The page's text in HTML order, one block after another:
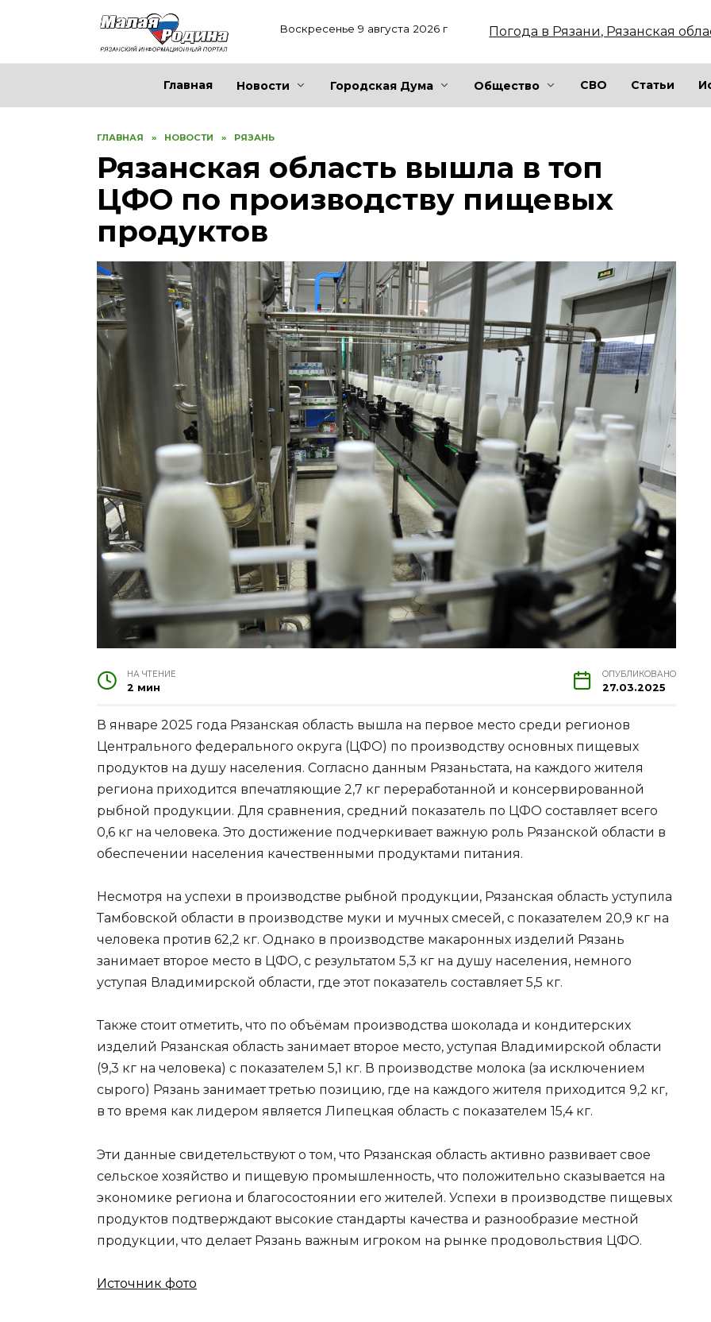
Воскресенье 9 августа 2026 г Погода в Рязани, Рязанская
Главная Новости Городская Дума Общество СВО Статьи
ГЛАВНАЯ » НОВОСТИ » РЯЗАНЬ
Рязанская область вышла в топ
ЦФО по производству пищевых
продуктов
НА ЧТЕНИЕ
2 мин
ОПУБЛИКОВАНО
27.03.2025
В январе 2025 года Рязанская область вышла на первое место среди регионов
Центрального федерального округа (ЦФО) по производству основных пищевых
продуктов на душу населения. Согласно данным Рязаньстата, на каждого жителя
региона приходится впечатляющие 2,7 кг переработанной и консервированной
рыбной продукции. Для сравнения, средний показатель по ЦФО составляет всего
0,6 кг на человека. Это достижение подчеркивает важную роль Рязанской области в
обеспечении населения качественными продуктами питания.
Несмотря на успехи в производстве рыбной продукции, Рязанская область уступила
Тамбовской области в производстве муки и мучных смесей, с показателем 20,9 кг на
человека против 62,2 кг. Однако в производстве макаронных изделий Рязань
занимает второе место в ЦФО, с результатом 5,3 кг на душу населения, немного
уступая Владимирской области, где этот показатель составляет 5,5 кг.
Также стоит отметить, что по объёмам производства шоколада и кондитерских
изделий Рязанская область занимает второе место, уступая Владимирской области
(9,3 кг на человека) с показателем 5,1 кг. В производстве молока (за исключением
сырого) Рязань занимает третью позицию, где на каждого жителя приходится 9,2 кг,
в то время как лидером является Липецкая область с показателем 15,4 кг.
Эти данные свидетельствуют о том, что Рязанская область активно развивает свое
сельское хозяйство и пищевую промышленность, что положительно сказывается на
экономике региона и благосостоянии его жителей. Успехи в производстве пищевых
продуктов подтверждают высокие стандарты качества и разнообразие местной
продукции, что делает Рязань важным игроком на рынке продовольствия ЦФО.
Источник фото